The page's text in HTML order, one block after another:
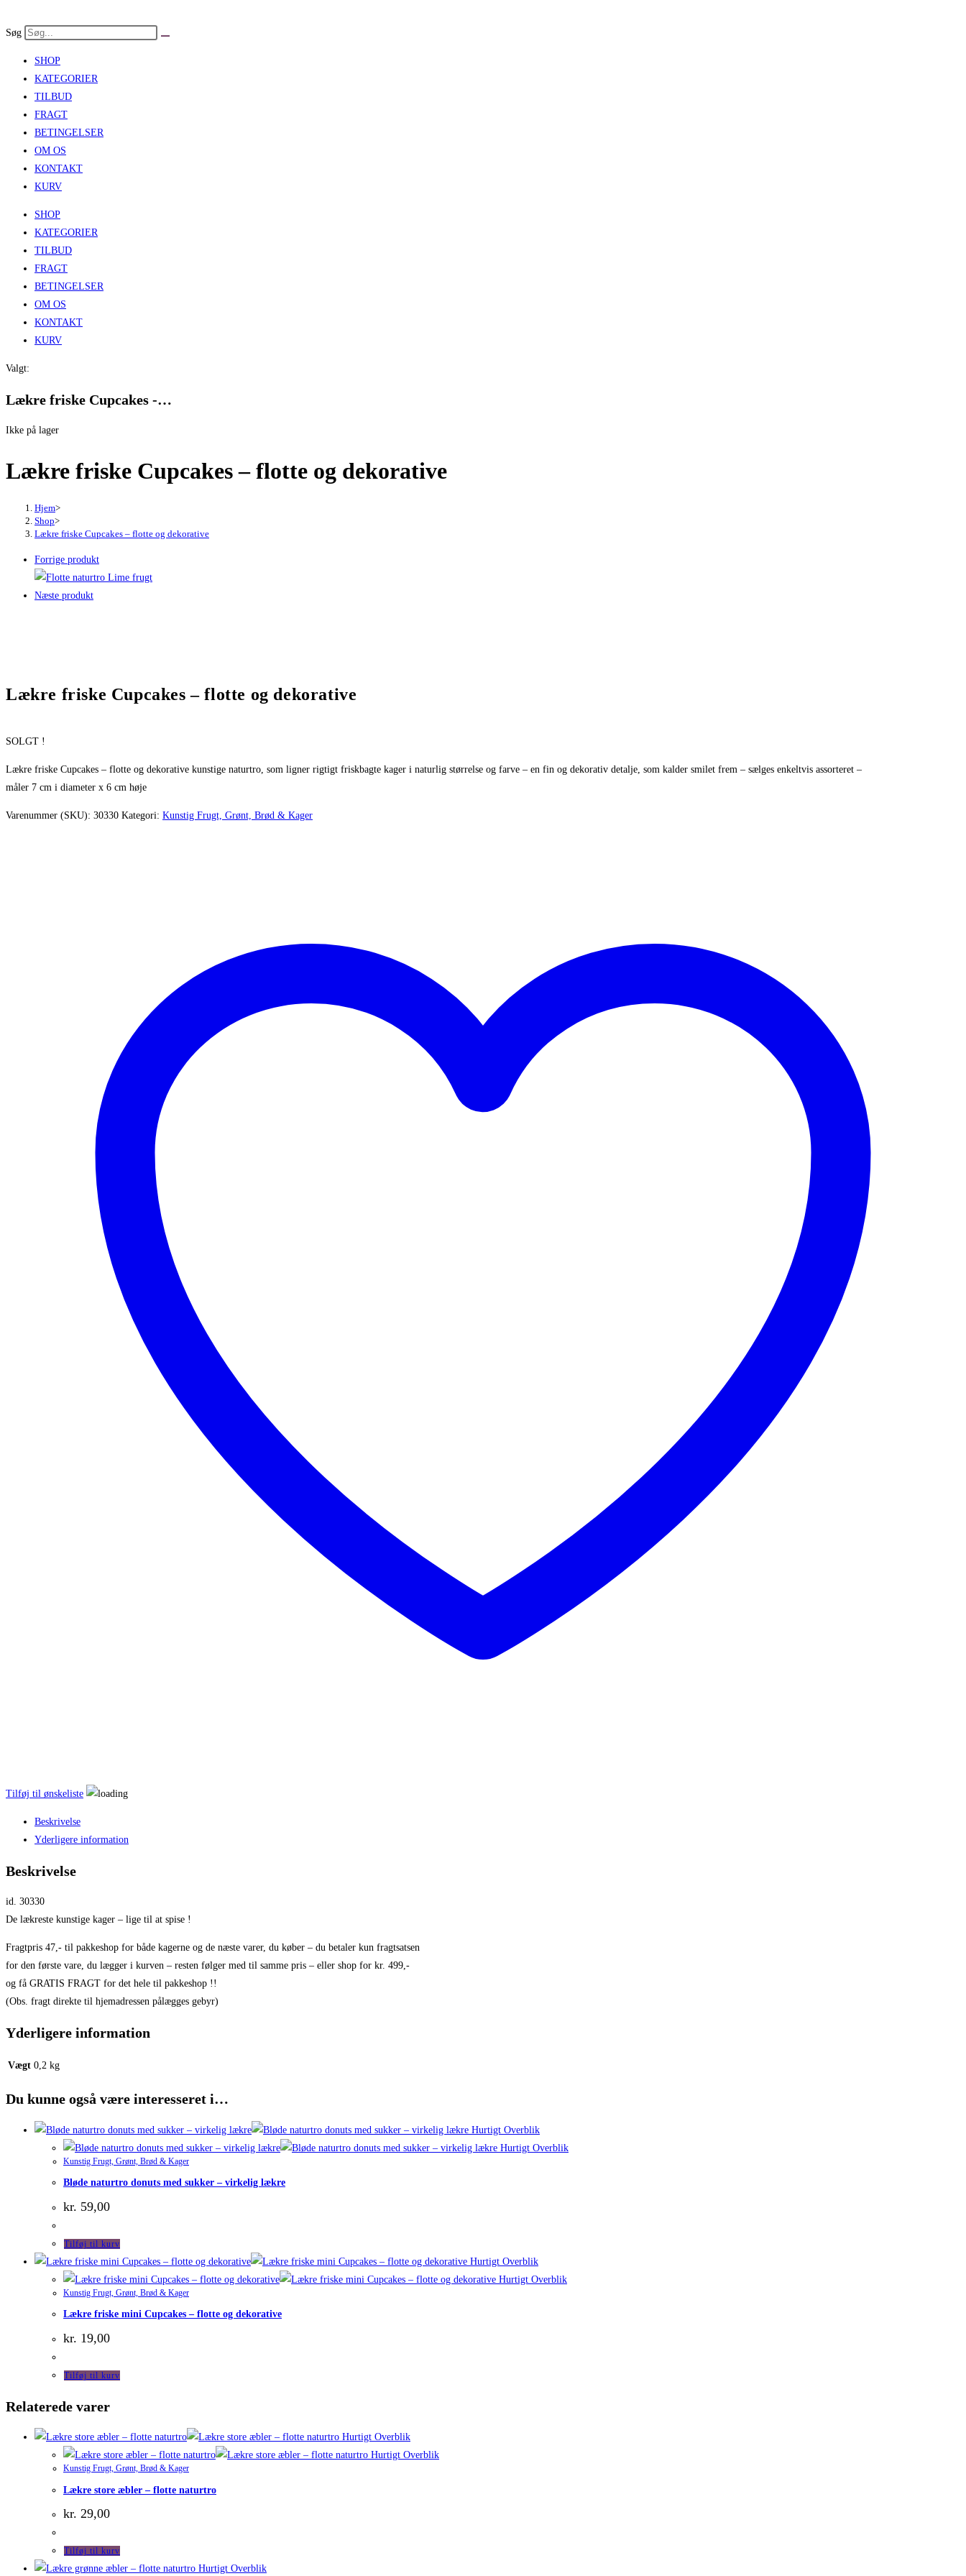
to
Søg
SHOP
KATEGORIER
TILBUD
FRAGT
BETINGELSER
OM OS
KONTAKT
KURV
SHOP
KATEGORIER
TILBUD
FRAGT
BETINGELSER
OM OS
KONTAKT
KURV
Valgt:
Lækre friske Cupcakes -…
Ikke på lager
Lækre friske Cupcakes – flotte og dekorative
Hjem>
Shop>
Lækre friske Cupcakes – flotte og dekorative
Forrige produkt
Næste produkt
Lækre friske Cupcakes – flotte og dekorative
SOLGT !
Lækre friske Cupcakes – flotte og dekorative kunstige naturtro, som ligner rigtigt friskbagte kager i naturlig størrelse og farve – en fin og dekorativ detalje, som kalder smilet frem – sælges enkeltvis assorteret –
måler 7 cm i diameter x 6 cm høje
Varenummer (SKU): 30330 Kategori: Kunstig Frugt, Grønt, Brød & Kager
Tilføj til ønskeliste
Beskrivelse
Yderligere information
Beskrivelse
id. 30330
De lækreste kunstige kager – lige til at spise !
Fragtpris 47,- til pakkeshop for både kagerne og de næste varer, du køber – du betaler kun fragtsatsen
for den første vare, du lægger i kurven – resten følger med til samme pris – eller shop for kr. 499,-
og få GRATIS FRAGT for det hele til pakkeshop !!
(Obs. fragt direkte til hjemadressen pålægges gebyr)
Yderligere information
Vægt 0,2 kg
Du kunne også være interesseret i…
Hurtigt Overblik
Hurtigt Overblik
Kunstig Frugt, Grønt, Brød & Kager
Bløde naturtro donuts med sukker – virkelig lækre
kr. 59,00
Tilføj til kurv
Hurtigt Overblik
Hurtigt Overblik
Kunstig Frugt, Grønt, Brød & Kager
Lækre friske mini Cupcakes – flotte og dekorative
kr. 19,00
Tilføj til kurv
Relaterede varer
Hurtigt Overblik
Hurtigt Overblik
Kunstig Frugt, Grønt, Brød & Kager
Lækre store æbler – flotte naturtro
kr. 29,00
Tilføj til kurv
Hurtigt Overblik